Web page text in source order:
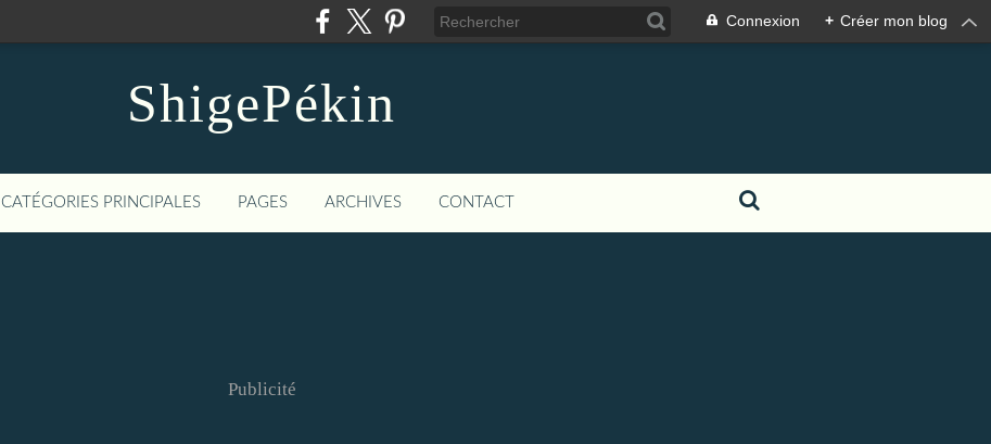
Connexion + Créer mon blog
ShigePékin
CATÉGORIES PRINCIPALES PAGES ARCHIVES CONTACT
Publicité